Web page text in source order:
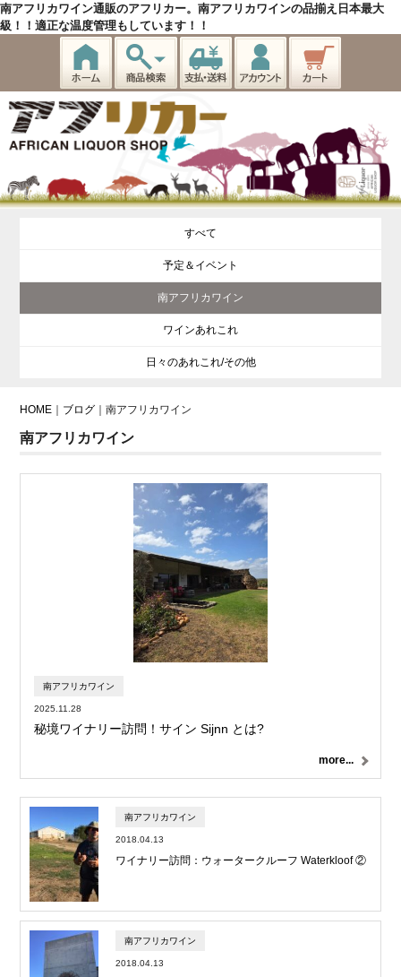
南アフリカワイン通販のアフリカー。南アフリカワインの品揃え日本最大
級！！適正な温度管理もしています！！
すべて
予定＆イベント
南アフリカワイン
ワインあれこれ
日々のあれこれ/その他
HOME ブログ ｜南アフリカワイン
南アフリカワイン
南アフリカワイン
2025.11.28
秘境ワイナリー訪問！サイン Sijnn とは?
more...
南アフリカワイン
2018.04.13
ワイナリー訪問：ウォータークルーフ Waterkloof ②
南アフリカワイン
2018.04.13